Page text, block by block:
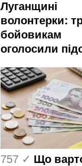
Луганщині
волонтерки:
бойовикам
оголосили
757 ✓ Що